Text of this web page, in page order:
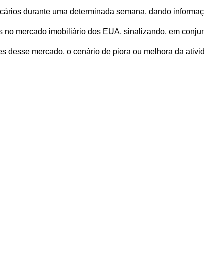
durante uma determinada semana, dando
no mercado imobiliário dos EUA, sinalizando, em
desse mercado, o cenário de piora ou melhora da